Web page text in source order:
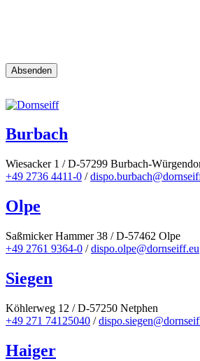
Burbach
Wiesacker 1 / D-57299 Burbach-
+49 2736 4411-0 /
Olpe
Saßmicker Hammer 38 / D-57462 Olpe
+49 2761 9364-0 /dispo.olpe@dornseiff.eu
Siegen
Köhlerweg 12 / D-57250 Netphen
+49 271 74125040 /
Haiger